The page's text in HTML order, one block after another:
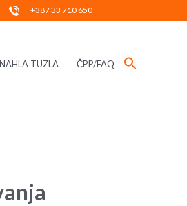
+387 33 710 650
NAHLA TUZLA ČPP/FAQ